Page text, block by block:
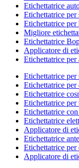
Etichettatrice
Etichettatrice per
Etichettatrice
Migliore
Etichettatrice
Applicatore di
Etichettatrice
Etichettatrice per
Etichettatrice per
Etichettatrice
Etichettatrice per
Etichettatrice
Etichettatrice
Applicatore di
Etichettatrice
Etichettatrice per
Applicatore di